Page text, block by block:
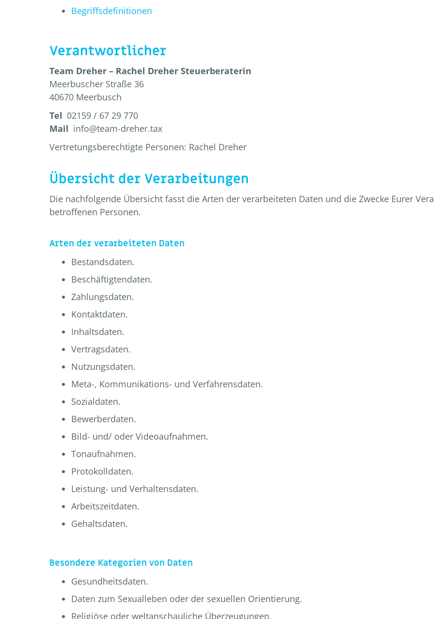
Begriffsdefinitionen
Verantwortlicher
Team Dreher – Rachel Dreher Steuerberaterin
Meerbuscher Straße 36
40670 Meerbusch
Tel 02159 / 67 29 770
Mail info@team-dreher.tax
Vertretungsberechtigte Personen: Rachel Dreher
Übersicht der Verarbeitungen
Die nachfolgende Übersicht fasst die Arten der verarbeiteten Daten und die Zwecke Eurer
betroffenen Personen.
Arten der verarbeiteten Daten
Bestandsdaten.
Beschäftigtendaten.
Zahlungsdaten.
Kontaktdaten.
Inhaltsdaten.
Vertragsdaten.
Nutzungsdaten.
Meta-, Kommunikations- und Verfahrensdaten.
Sozialdaten.
Bewerberdaten.
Bild- und/ oder Videoaufnahmen.
Tonaufnahmen.
Protokolldaten.
Leistung- und Verhaltensdaten.
Arbeitszeitdaten.
Gehaltsdaten.
Besondere Kategorien von Daten
Gesundheitsdaten.
Daten zum Sexualleben oder der sexuellen Orientierung.
Religiöse oder weltanschauliche Überzeugungen.